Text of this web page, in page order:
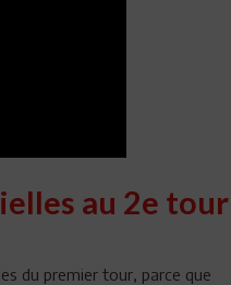
au 2e tour
du premier tour, parce que